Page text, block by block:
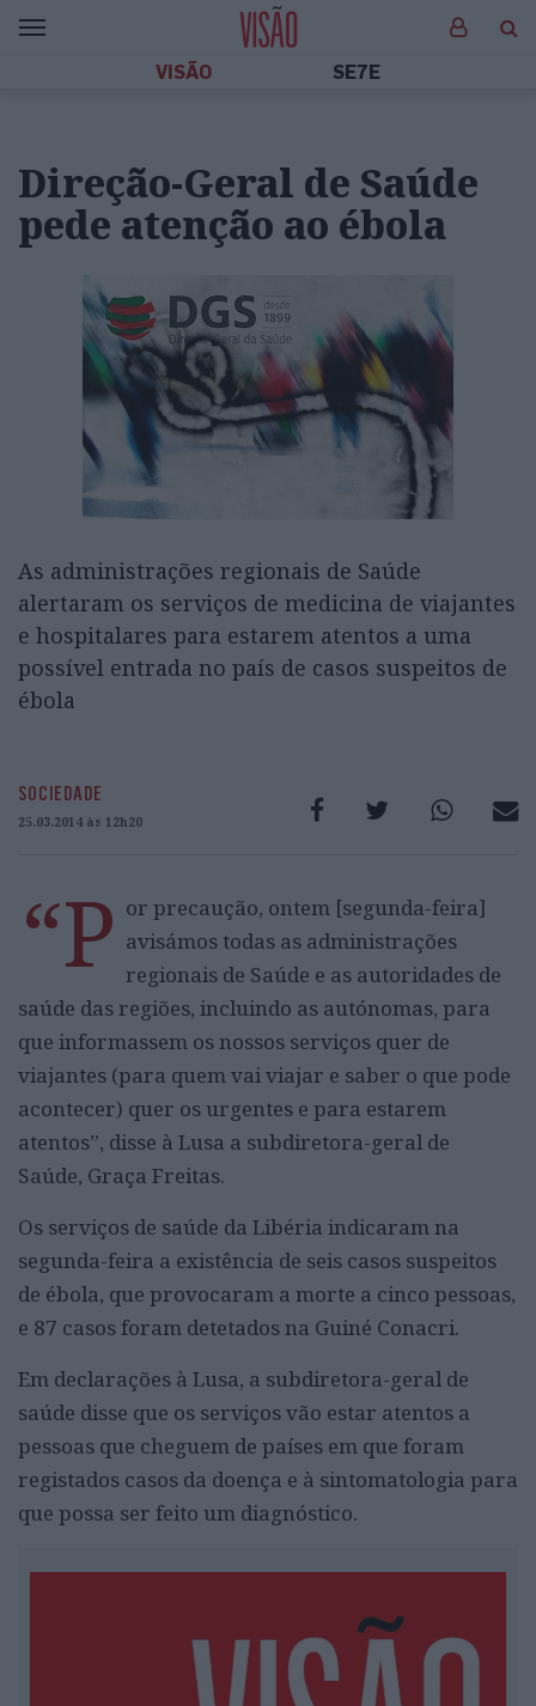
VISÃO SE7E
Direção-Geral de Saúde
pede atenção ao ébola
As administrações regionais de Saúde
alertaram os serviços de medicina de viajantes
e hospitalares para estarem atentos a uma
possível entrada no país de casos suspeitos de
ébola
SOCIEDADE
25.03.2014 às 12h20
“P or precaução, ontem [segunda-feira]
avisámos todas as administrações
regionais de Saúde e as autoridades de
saúde das regiões, incluindo as autónomas, para
que informassem os nossos serviços quer de
viajantes (para quem vai viajar e saber o que pode
acontecer) quer os urgentes e para estarem
atentos”, disse à Lusa a subdiretora-geral de
Saúde, Graça Freitas.
Os serviços de saúde da Libéria indicaram na
segunda-feira a existência de seis casos suspeitos
de ébola, que provocaram a morte a cinco pessoas,
e 87 casos foram detetados na Guiné Conacri.
Em declarações à Lusa, a subdiretora-geral de
saúde disse que os serviços vão estar atentos a
pessoas que cheguem de países em que foram
registados casos da doença e à sintomatologia para
que possa ser feito um diagnóstico.